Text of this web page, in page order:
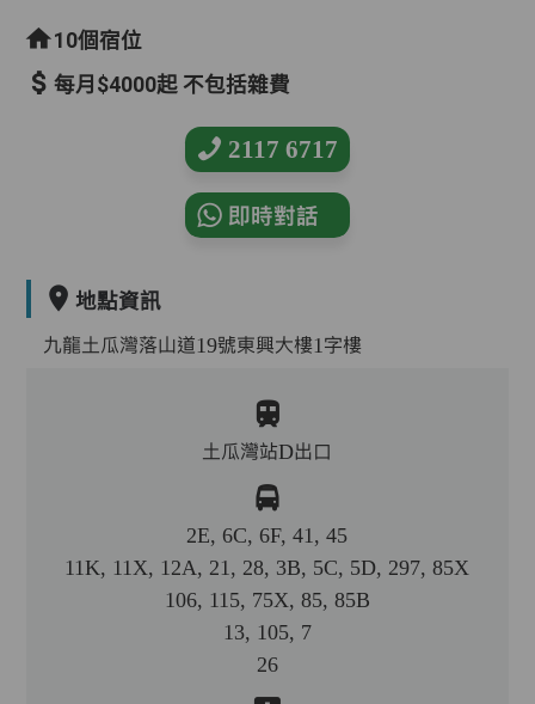
10個宿位
每月$4000起 不包括雜費
2117 6717
即時對話
地點資訊
九龍土瓜灣落山道19號東興大樓1字樓
土瓜灣站D出口
2E, 6C, 6F, 41, 45
11K, 11X, 12A, 21, 28, 3B, 5C, 5D, 297, 85X
106, 115, 75X, 85, 85B
13, 105, 7
26